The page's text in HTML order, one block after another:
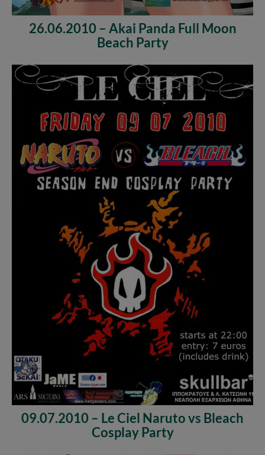
26.06.2010 – Akai Panda Full Moon
Beach Party
09.07.2010 – Le Ciel Naruto vs Bleach
Cosplay Party